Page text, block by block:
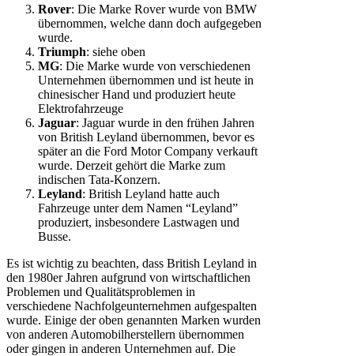
Rover: Die Marke Rover wurde von BMW
übernommen, welche dann doch aufgegeben
wurde.
Triumph: siehe oben
MG: Die Marke wurde von verschiedenen
Unternehmen übernommen und ist heute in
chinesischer Hand und produziert heute
Elektrofahrzeuge
Jaguar: Jaguar wurde in den frühen Jahren
von British Leyland übernommen, bevor es
später an die Ford Motor Company verkauft
wurde. Derzeit gehört die Marke zum
indischen Tata-Konzern.
Leyland: British Leyland hatte auch
Fahrzeuge unter dem Namen “Leyland”
produziert, insbesondere Lastwagen und
Busse.
Es ist wichtig zu beachten, dass British Leyland in
den 1980er Jahren aufgrund von wirtschaftlichen
Problemen und Qualitätsproblemen in
verschiedene Nachfolgeunternehmen aufgespalten
wurde. Einige der oben genannten Marken wurden
von anderen Automobilherstellern übernommen
oder gingen in anderen Unternehmen auf. Die